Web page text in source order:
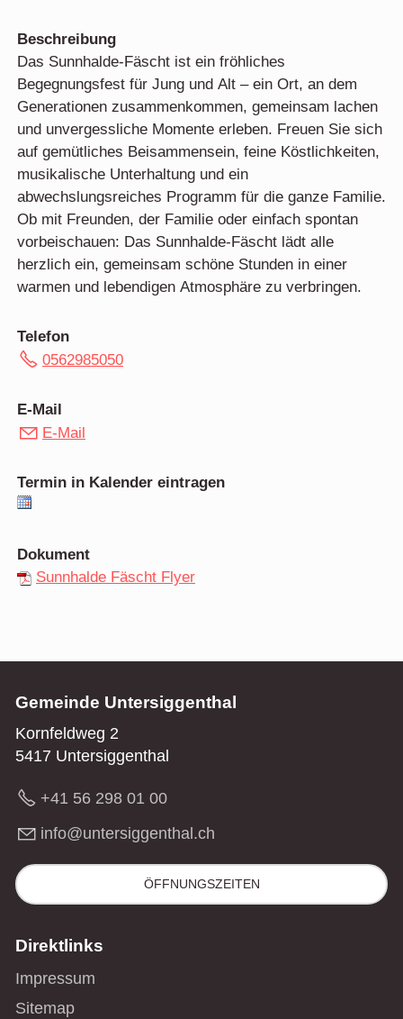
Beschreibung
Das Sunnhalde-Fäscht ist ein fröhliches
Begegnungsfest für Jung und Alt – ein Ort, an dem
Generationen zusammenkommen, gemeinsam lachen
und unvergessliche Momente erleben. Freuen Sie sich
auf gemütliches Beisammensein, feine Köstlichkeiten,
musikalische Unterhaltung und ein
abwechslungsreiches Programm für die ganze Familie.
Ob mit Freunden, der Familie oder einfach spontan
vorbeischauen: Das Sunnhalde-Fäscht lädt alle
herzlich ein, gemeinsam schöne Stunden in einer
warmen und lebendigen Atmosphäre zu verbringen.
Telefon
0562985050
E-Mail
E-Mail
Termin in Kalender eintragen
Dokument
Sunnhalde Fäscht Flyer
Gemeinde Untersiggenthal
Kornfeldweg 2
5417 Untersiggenthal
+41 56 298 01 00
nf
nt rs gg nth l ch
ÖFFNUNGSZEITEN
Direktlinks
Impressum
Sitemap